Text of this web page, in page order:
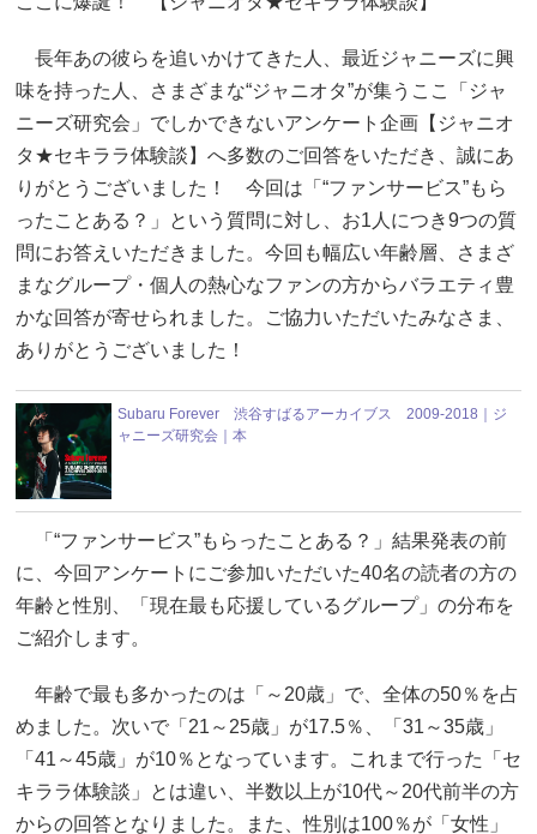
長年あの彼らを追いかけてきた人、最近ジャニーズに興
味を持った人、さまざまな“ジャニオタ”が集うここ「ジャ
ニーズ研究会」でしかできないアンケート企画【ジャニオ
タ★セキララ体験談】へ多数のご回答をいただき、誠にあ
りがとうございました！ 今回は「“ファンサービス”もら
ったことある？」という質問に対し、お1人につき9つの質
問にお答えいただきました。今回も幅広い年齢層、さまざ
まなグループ・個人の熱心なファンの方からバラエティ豊
かな回答が寄せられました。ご協力いただいたみなさま、
ありがとうございました！
Subaru Forever 渋谷すばるアーカイブス 2009-2018｜ジ
ャニーズ研究会｜本
「“ファンサービス”もらったことある？」結果発表の前
に、今回アンケートにご参加いただいた40名の読者の方の
年齢と性別、「現在最も応援しているグループ」の分布を
ご紹介します。
年齢で最も多かったのは「～20歳」で、全体の50％を占
めました。次いで「21～25歳」が17.5％、「31～35歳」
「41～45歳」が10％となっています。これまで行った「セ
キララ体験談」とは違い、半数以上が10代～20代前半の方
からの回答となりました。また、性別は100％が「女性」